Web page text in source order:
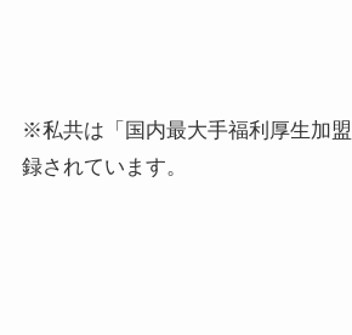
※私共は「国内最大手福利厚生加
録されています。